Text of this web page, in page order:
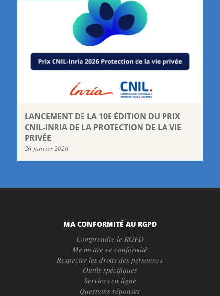
LANCEMENT DE LA 10E ÉDITION DU PRIX
CNIL-INRIA DE LA PROTECTION DE LA VIE
PRIVÉE
26 janvier 2026
MA CONFORMITÉ AU RGPD
Comprendre le RGPD
Me mettre en conformité
Respecter les droits des personnes
Outils spécifiques
Services en ligne
Questions-réponses